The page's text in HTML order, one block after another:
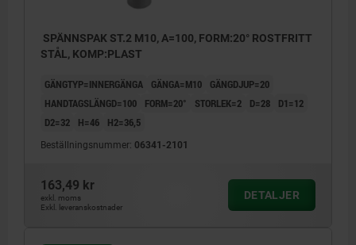
SPÄNNSPAK ST.2 M10, A=100, FORM:20° ROSTFRITT
STÅL, KOMP:PLAST
GÄNGTYP=INNERGÄNGA GÄNGA=M10
GÄNGDJUP=20
HANDTAGSLÄNGD=100
FORM=20° STORLEK=2 D=28
D1=12
D2=32
H=46 H2=36,5
Beställningsnummer: 06341-2101
163,49 kr
exkl. moms
Exkl. leveranskostnader
DETALJER